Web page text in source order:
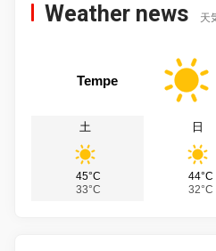
Weather news 天
Tempe
土
45°C
33°C
日
44°C
32°C